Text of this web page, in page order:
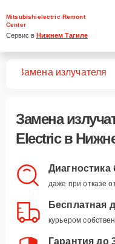
Mitsubishielectric Remont
Center
Сервис в Нижнем Тагиле
Замена излучателя
Замена
Electric в
Диагностика
даже при отказе
Бесплатная
курьером
Гарантия до